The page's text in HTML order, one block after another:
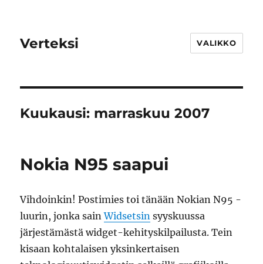
Verteksi VALIKKO
Kuukausi: marraskuu 2007
Nokia N95 saapui
Vihdoinkin! Postimies toi tänään Nokian N95 -
luurin, jonka sainWidsetsin syyskuussa
järjestämästä widget-kehityskilpailusta. Tein
kisaan kohtalaisen yksinkertaisen